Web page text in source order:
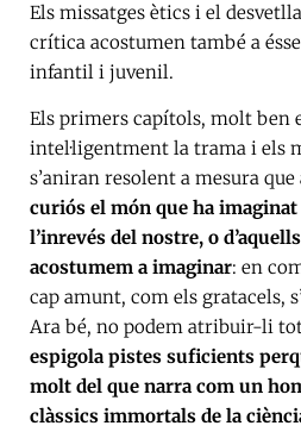
Els missatges ètics i el
crítica acostumen també a
infantil i juvenil.
Els primers capítols, molt ben
intel·ligentment la trama i els
s’aniran resolent a mesura
curiós el món que ha imaginat
l’inrevés del nostre, o
acostumem a imaginar: en
cap amunt, com els gratacels,
Ara bé, no podem atribuir-li
espigola pistes suficients
molt del que narra com un
clàssics immortals de la